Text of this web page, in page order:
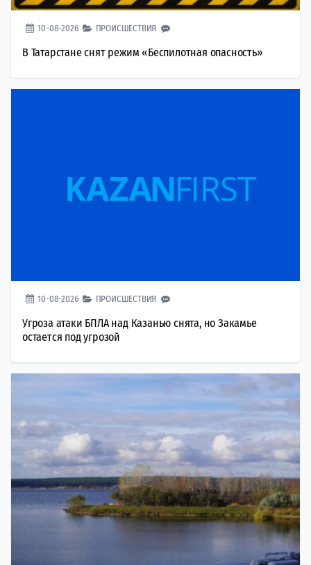
10-08-2026 ПРОИСШЕСТВИЯ
В Татарстане снят режим «Беспилотная опасность»
10-08-2026 ПРОИСШЕСТВИЯ
Угроза атаки БПЛА над Казанью снята, но Закамье
остается под угрозой